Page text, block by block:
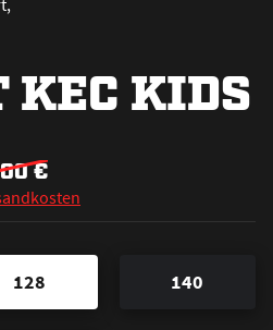
KIDS
€
128 140